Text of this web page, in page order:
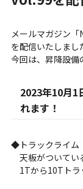
中部
九州・
メールマガジン「
を配信いたしまし
今回は、昇降設備
2023年10月1
れます！
◆トラックライム
天板がついてい
1Tから10Tトラ